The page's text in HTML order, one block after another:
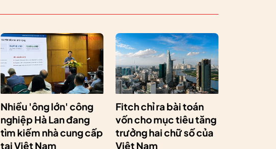
Nhiều 'ông lớn' công
nghiệp Hà Lan đang
tìm kiếm nhà cung cấp
tại Việt Nam
Fitch chỉ ra bài toán
vốn cho mục tiêu tăng
trưởng hai chữ số của
Việt Nam